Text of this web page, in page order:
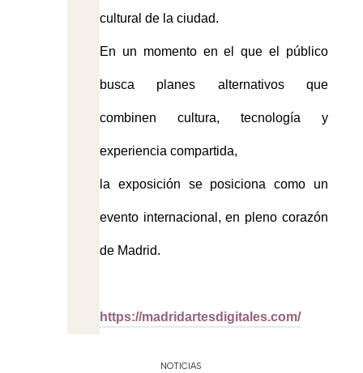
cultural de la ciudad.
En un momento en el que el público
busca planes alternativos que
combinen cultura, tecnología y
experiencia compartida,
la exposición se posiciona como un
evento internacional, en pleno corazón
de Madrid.
https://madridartesdigitales.com/
NOTICIAS